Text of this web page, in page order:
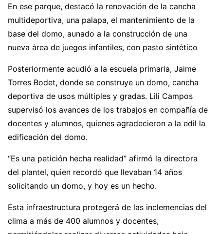
En ese parque, destacó la renovación de la cancha
multideportiva, una palapa, el mantenimiento de la
base del domo, aunado a la construcción de una
nueva área de juegos infantiles, con pasto sintético
Posteriormente acudió a la escuela primaria, Jaime
Torres Bodet, donde se construye un domo, cancha
deportiva de usos múltiples y gradas. Lili Campos
supervisó los avances de los trabajos en compañía de
docentes y alumnos, quienes agradecieron a la edil la
edificación del domo.
“Es una petición hecha realidad” afirmó la directora
del plantel, quien recordó que llevaban 14 años
solicitando un domo, y hoy es un hecho.
Esta infraestructura protegerá de las inclemencias del
clima a más de 400 alumnos y docentes,